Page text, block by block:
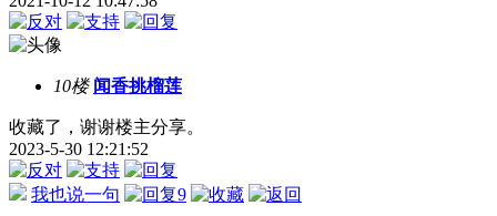
10楼 闻香挑榴莲
收藏了，谢谢楼主分享。
2023-5-30 12:21:52
我也说一句 9